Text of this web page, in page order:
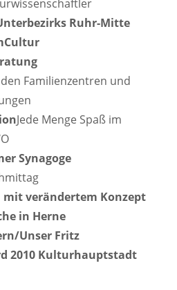
Ruhr-Mitte
Familienzentren und
Jede Menge Spaß im
Synagoge
verändertem Konzept
in Herne
Unser Fritz
2010 Kulturhauptstadt